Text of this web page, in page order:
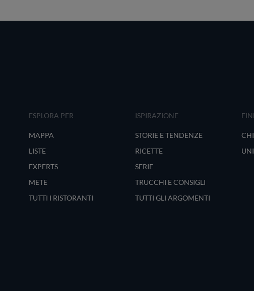
ESPLORA PER
MAPPA
LISTE
EXPERTS
METE
TUTTI I RISTORANTI
ISPIRAZIONE
STORIE E TENDENZE
RICETTE
SERIE
TRUCCHI E CONSIGLI
TUTTI GLI ARGOMENTI